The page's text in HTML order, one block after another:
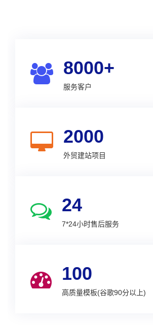
8000+
服务客户
2000
外贸建站项目
24
7*24小时售后服务
100
高质量模板(谷歌90分以上)